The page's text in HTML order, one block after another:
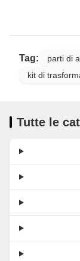
Norme
Certificati
Tag:
parti di
kit di
Tutte le